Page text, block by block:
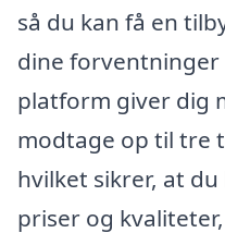
så du kan få en
dine forventninger
platform giver dig
modtage op til tre
hvilket sikrer, at
priser og